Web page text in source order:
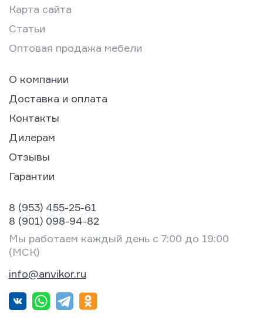
Карта сайта
Статьи
Оптовая продажа мебели
О компании
Доставка и оплата
Контакты
Дилерам
Отзывы
Гарантии
8 (953) 455-25-61
8 (901) 098-94-82
Мы работаем каждый день с 7:00 до 19:00
(МСК)
info@anvikor.ru